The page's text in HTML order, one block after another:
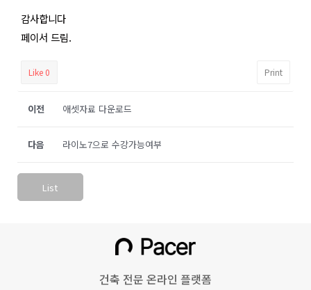
감사합니다
페이서 드림.
Like 0 Print
이전 애셋자료 다운로드
라이노7으로 수강가능여부
다음
List
건축 전문 온라인 플랫폼